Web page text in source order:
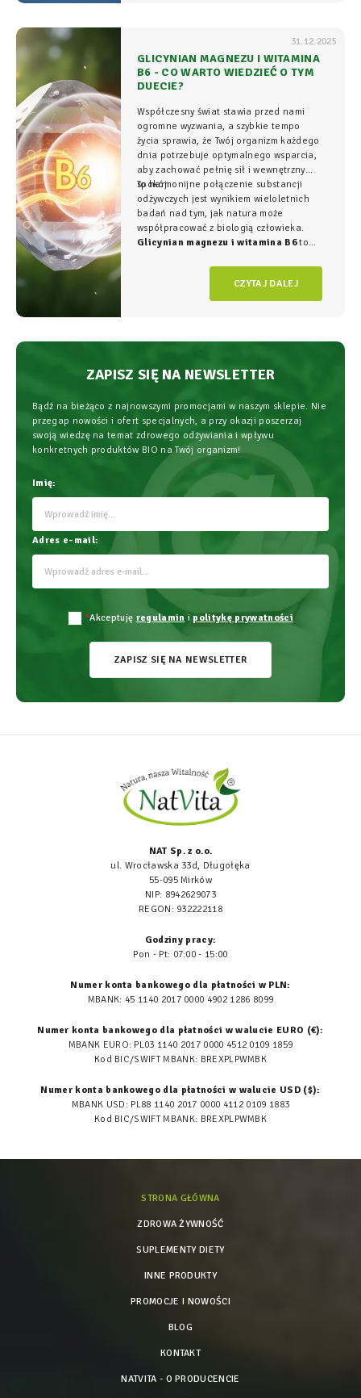
31.12.2025
GLICYNIAN MAGNEZU I WITAMINA
B6 - CO WARTO WIEDZIEĆ O TYM
DUECIE?
Współczesny świat stawia przed nami
ogromne wyzwania, a szybkie tempo
życia sprawia, że Twój organizm każdego
dnia potrzebuje optymalnego wsparcia,
aby zachować pełnię sił i wewnętrzny
spokój.
To harmonijne połączenie substancji
odżywczych jest wynikiem wieloletnich
badań nad tym, jak natura może
współpracować z biologią człowieka.
Glicynian magnezu i witamina B6to
fundament świadomego wspierania
organizmu, łączący wysoką skuteczność z
najwyższym bezpieczeństwem
CZYTAJ DALEJ
ZAPISZ SIĘ NA NEWSLETTER
Bądź na bieżąco z najnowszymi promocjami w naszym sklepie. Nie
przegap nowości i ofert specjalnych, a przy okazji poszerzaj
swoją wiedzę na temat zdrowego odżywiania i wpływu
konkretnych produktów BIO na Twój organizm!
Imię:
Adres e-mail:
*Akceptuję regulamin i politykę prywatności
ZAPISZ SIĘ NA NEWSLETTER
NAT Sp. z o.o.
ul. Wrocławska 33d, Długołęka
55-095 Mirków
NIP: 8942629073
REGON: 932222118
Godziny pracy:
Pon - Pt: 07:00 - 15:00
Numer konta bankowego dla płatności w PLN:
MBANK: 45 1140 2017 0000 4902 1286 8099
Numer konta bankowego dla płatności w walucie EURO (€):
MBANK EURO: PL03 1140 2017 0000 4512 0109 1859
Kod BIC/SWIFT MBANK: BREXPLPWMBK
Numer konta bankowego dla płatności w walucie USD ($):
MBANK USD: PL88 1140 2017 0000 4112 0109 1883
Kod BIC/SWIFT MBANK: BREXPLPWMBK
STRONA GŁÓWNA
ZDROWA ŻYWNOŚĆ
SUPLEMENTY DIETY
INNE PRODUKTY
PROMOCJE I NOWOŚCI
BLOG
KONTAKT
NATVITA - O PRODUCENCIE